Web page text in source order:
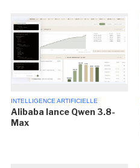
INTELLIGENCE ARTIFICIELLE
Alibaba lance Qwen 3.8-
Max